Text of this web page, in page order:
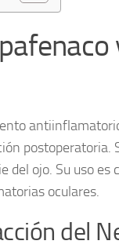
del ojo. Su uso
oculares.
del